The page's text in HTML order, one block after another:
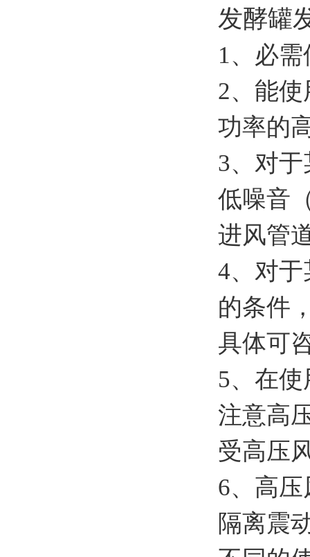
发酵罐
1、必
2、能
功率的
3、对
低噪音
进风管
4、对
的条件
具体可
5、在
注意高
受高压
6、高
隔离震